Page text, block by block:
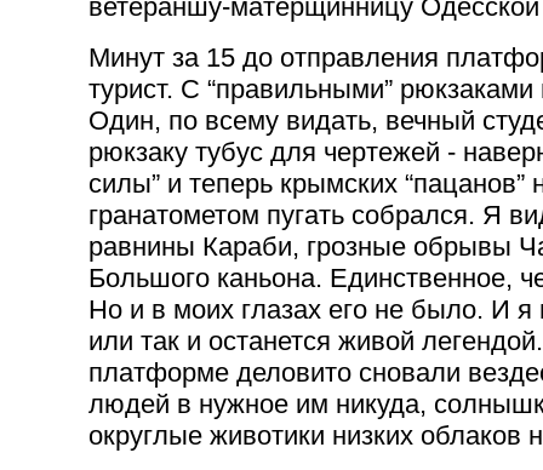
ветераншу-матерщинницу
Минут за 15 до отправления
турист. С “правильными”
Один, по всему видать, вечный
рюкзаку тубус для чертежей -
силы” и теперь крымских
гранатометом пугать собрался. Я
равнины Караби, грозные обрывы
Большого каньона. Единственное,
Но и в моих глазах его не было. И я
или так и останется живой
платформе деловито сновали
людей в нужное им никуда,
округлые животики низких